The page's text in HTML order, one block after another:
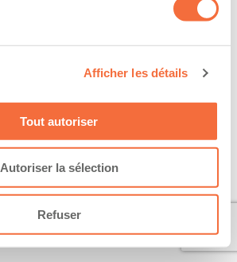
Afficher les détails
Tout autoriser
Autoriser la sélection
Refuser